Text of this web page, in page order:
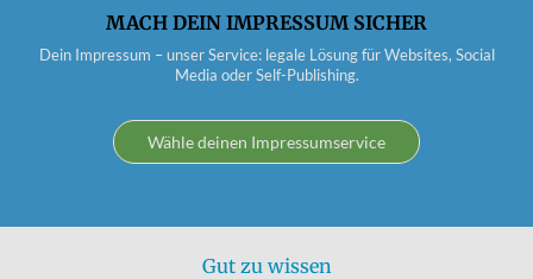
MACH DEIN IMPRESSUM SICHER
Dein Impressum – unser Service: legale Lösung für Websites, Social
Media oder Self-Publishing.
Wähle deinen Impressumservice
Gut zu wissen